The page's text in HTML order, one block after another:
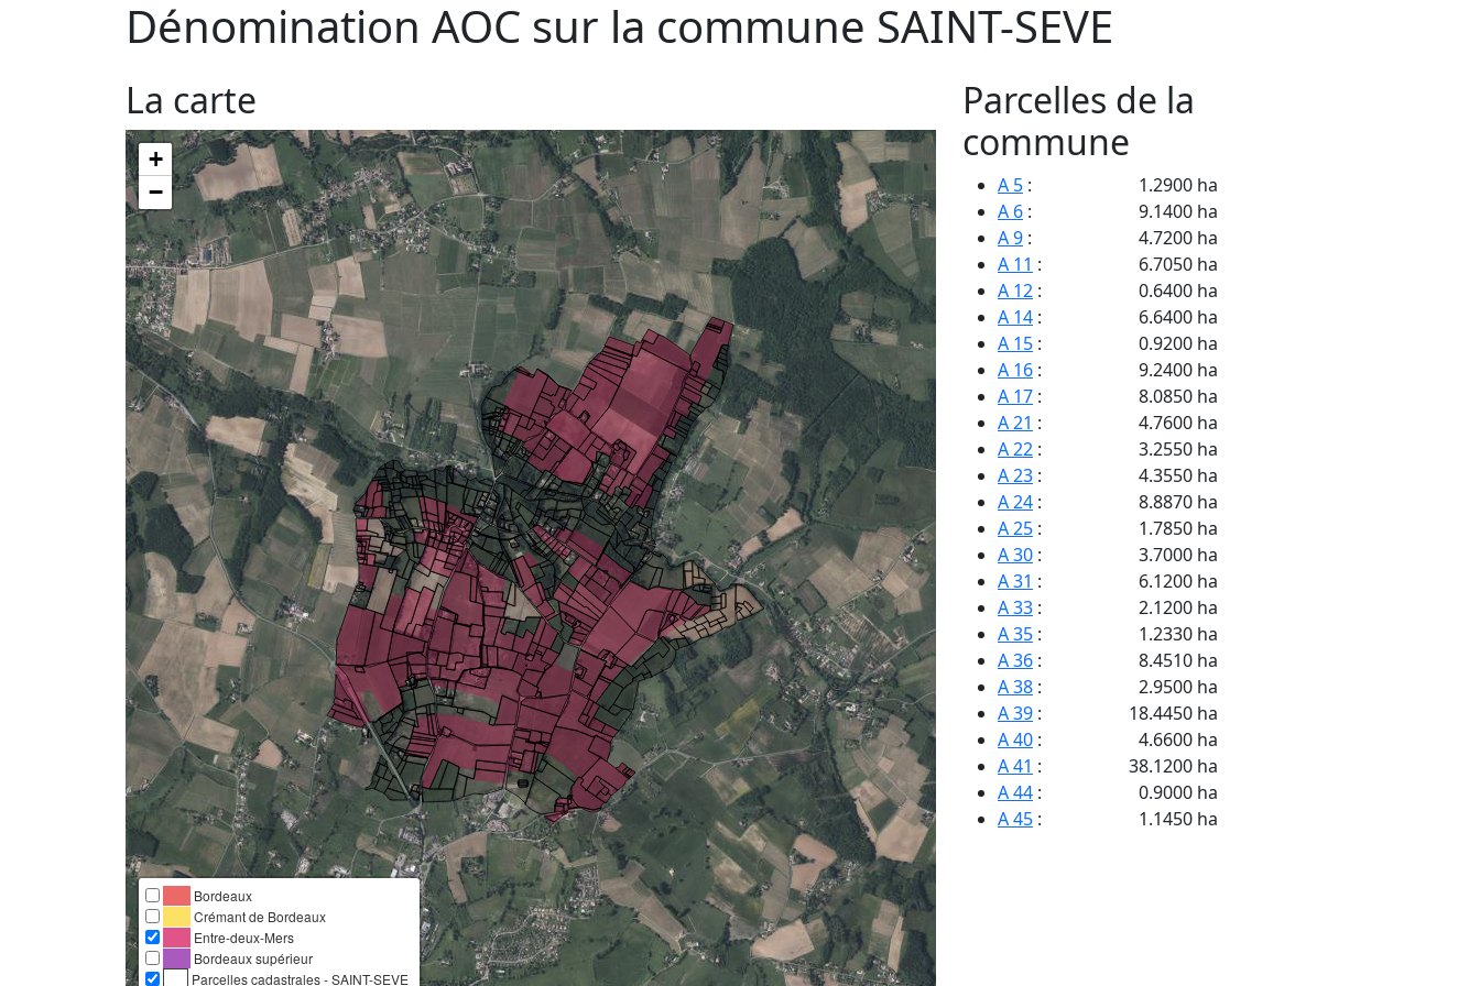
Dénomination AOC sur la commune SAINT-SEVE
La carte
+
−
Bordeaux
Crémant de Bordeaux
Entre-deux-Mers
Bordeaux supérieur
Parcelles cadastrales - SAINT-SEVE
Parcelles de la
commune
A 5 :
1.2900 ha
A 6 :
9.1400 ha
A 9 :
4.7200 ha
A 11 :
6.7050 ha
A 12 :
0.6400 ha
A 14 :
6.6400 ha
A 15 :
0.9200 ha
A 16 :
9.2400 ha
A 17 :
8.0850 ha
A 21 :
4.7600 ha
A 22 :
3.2550 ha
A 23 :
4.3550 ha
A 24 :
8.8870 ha
A 25 :
1.7850 ha
A 30 :
3.7000 ha
A 31 :
6.1200 ha
A 33 :
2.1200 ha
A 35 :
1.2330 ha
A 36 :
8.4510 ha
A 38 :
2.9500 ha
A 39 :
18.4450 ha
A 40 :
4.6600 ha
A 41 :
38.1200 ha
A 44 :
0.9000 ha
A 45 :
1.1450 ha